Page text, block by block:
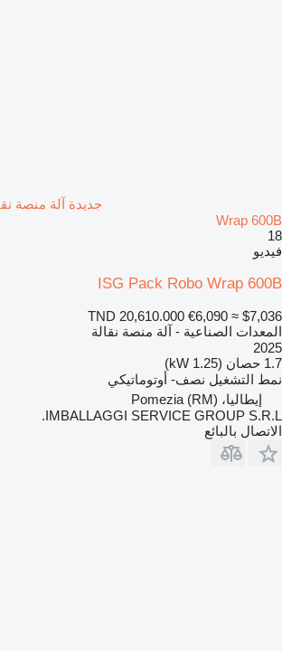
Wrap 600B
18
فيديو
ISG Pack Robo Wrap 600B
TND 20,610.000 €6,090 ≈ $7,036
المعدات الصناعية - آلة منصة نقالة
2025
1.7 حصان (1.25 kW)
نمط التشغيل نصف- أوتوماتيكي
إيطاليا، Pomezia (RM)
IMBALLAGGI SERVICE GROUP S.R.L.
الاتصال بالبائع